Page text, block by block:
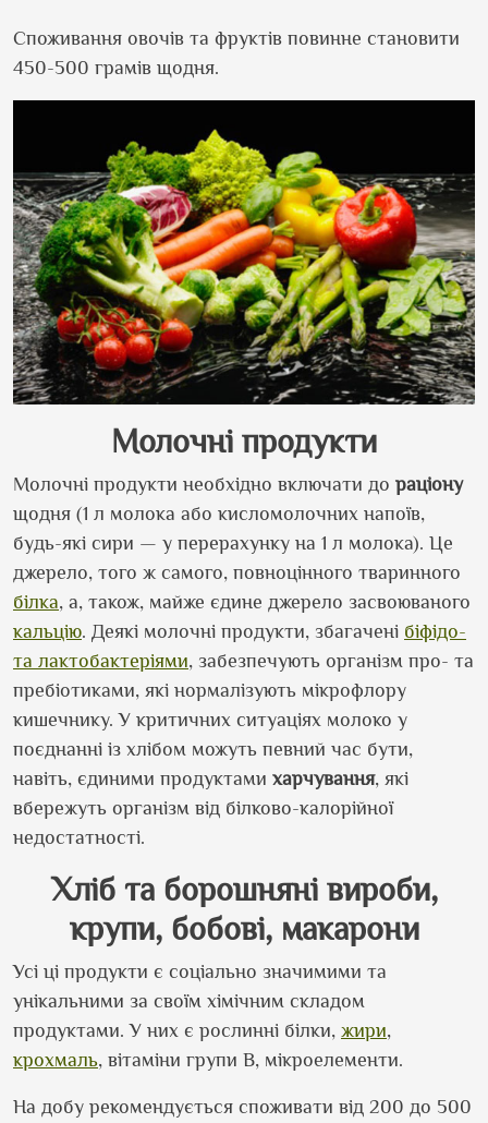
Споживання овочів та фруктів повинне становити
450-500 грамів щодня.
Молочні продукти
Молочні продукти необхідно включати до раціону
щодня (1 л молока або кисломолочних напоїв,
будь-які сири — у перерахунку на 1 л молока). Це
джерело, того ж самого, повноцінного тваринного
білка, а, також, майже єдине джерело засвоюваного
кальцію. Деякі молочні продукти, збагачені біфідо-
та лактобактеріями, забезпечують організм про- та
пребіотиками, які нормалізують мікрофлору
кишечнику. У критичних ситуаціях молоко у
поєднанні із хлібом можуть певний час бути,
навіть, єдиними продуктами харчування, які
вбережуть організм від білково-калорійної
недостатності.
Хліб та борошняні вироби,
крупи, бобові, макарони
Усі ці продукти є соціально значимими та
унікальними за своїм хімічним складом
продуктами. У них є рослинні білки, жири,
крохмаль, вітаміни групи В, мікроелементи.
На добу рекомендується споживати від 200 до 500